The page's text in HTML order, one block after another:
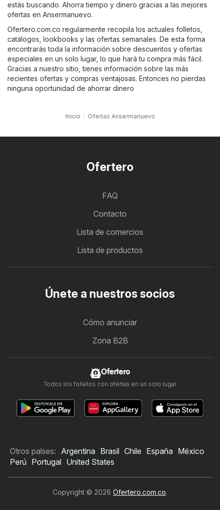
estás buscando. Ahorra tiempo y dinero gracias a las mejores
ofertas en Ansermanuevo.
Ofertero.com.co regularmente recopila los actuales folletos,
catálogos, lookbooks y las ofertas semanales. De esta forma
encontrarás toda la información sobre descuentos y ofertas
especiales en un solo lugar, lo que hará tu compra más fácil.
Gracias a nuestro sitio, tienes información sobre las más
recientes ofertas y compras ventajosas. Entonces no pierdas
ninguna oportunidad de ahorrar dinero
Inicio Ofertas Ansermanuevo
Ofertero
FAQ
Contacto
Lista de comercios
Lista de productos
Únete a nuestros socios
Cómo anunciar
Zona B2B
Ofertero
Todos los folletos con ofertas en un solo lugar
Otros países: Argentina Brasil Chile España México
Perú Portugal United States
Copyright © 2026 Ofertero.com.co.